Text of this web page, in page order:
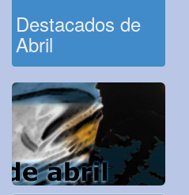
Destacados de
Abril